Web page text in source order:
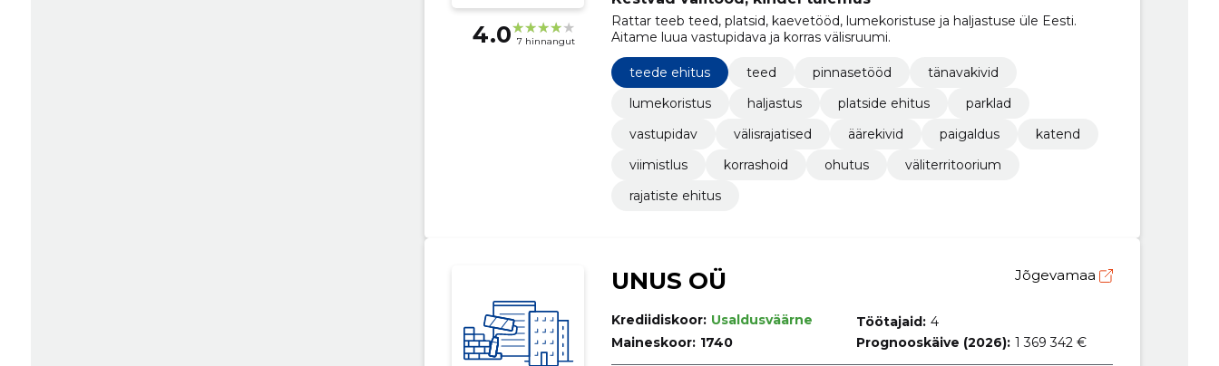
4.0 7 hinnangut
Rattar teeb teed, platsid, kaevetööd, lumekoristuse ja haljastuse üle Eesti.
Aitame luua vastupidava ja korras välisruumi.
teede ehitus teed pinnasetööd
tänavakivid
lumekoristus
haljastus platside ehitus
parklad
vastupidav
välisrajatised äärekivid paigaldus
katend
viimistlus
korrashoid ohutus
väliterritoorium
rajatiste ehitus
UNUS OÜ Jõgevamaa
Krediidiskoor: Usaldusväärne
Maineskoor: 1740
Töötajaid: 4
Prognooskäive (2026): 1 369 342 €